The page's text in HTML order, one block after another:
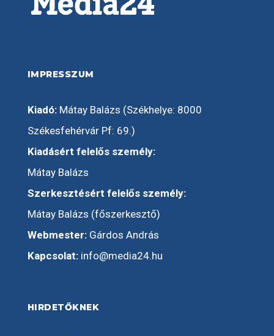
IMPRESSZUM
Kiadó:Mátay Balázs (Székhelye: 8000
Székesfehérvár Pf: 69.)
Kiadásért felelős személy:
Mátay Balázs
Szerkesztésért felelős személy:
Mátay Balázs (főszerkesztő)
Webmester:Gárdos András
Kapcsolat: info@media24.hu
HIRDETŐKNEK